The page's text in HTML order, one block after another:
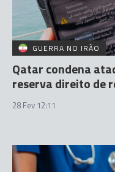
GUERRA NO IRÃO
Qatar condena
reserva direito de
28 Fev 12:11